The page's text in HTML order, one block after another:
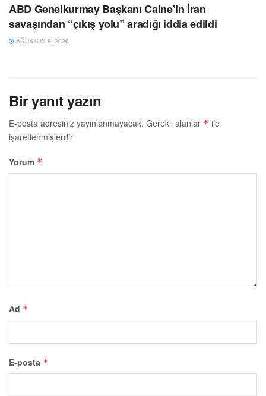
ABD Genelkurmay Başkanı Caine’in İran
savaşından “çıkış yolu” aradığı iddia edildi
AĞUSTOS 8, 2026
Bir yanıt yazın
E-posta adresiniz yayınlanmayacak. Gerekli alanlar * ile
işaretlenmişlerdir
Yorum *
Ad *
E-posta *